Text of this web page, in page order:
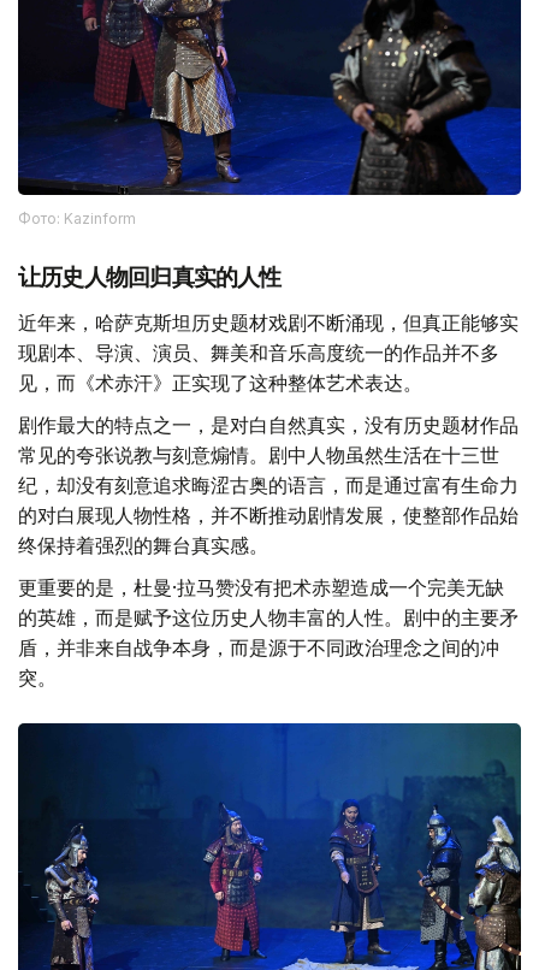
Фото: Kazinform
让历史人物回归真实的人性
近年来，哈萨克斯坦历史题材戏剧不断涌现，但真正能够实
现剧本、导演、演员、舞美和音乐高度统一的作品并不多
见，而《术赤汗》正实现了这种整体艺术表达。
剧作最大的特点之一，是对白自然真实，没有历史题材作品
常见的夸张说教与刻意煽情。剧中人物虽然生活在十三世
纪，却没有刻意追求晦涩古奥的语言，而是通过富有生命力
的对白展现人物性格，并不断推动剧情发展，使整部作品始
终保持着强烈的舞台真实感。
更重要的是，杜曼·拉马赞没有把术赤塑造成一个完美无缺
的英雄，而是赋予这位历史人物丰富的人性。剧中的主要矛
盾，并非来自战争本身，而是源于不同政治理念之间的冲
突。